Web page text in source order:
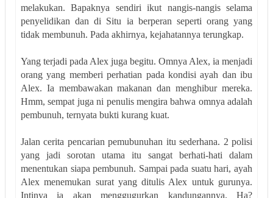
melakukan. Bapaknya sendiri ikut nangis-nangis selama
penyelidikan dan di Situ ia berperan seperti orang yang
tidak membunuh. Pada akhirnya, kejahatannya terungkap.
Yang terjadi pada Alex juga begitu. Omnya Alex, ia menjadi
orang yang memberi perhatian pada kondisi ayah dan ibu
Alex. Ia membawakan makanan dan menghibur mereka.
Hmm, sempat juga ni penulis mengira bahwa omnya adalah
pembunuh, ternyata bukti kurang kuat.
Jalan cerita pencarian pemubunuhan itu sederhana. 2 polisi
yang jadi sorotan utama itu sangat berhati-hati dalam
menentukan siapa pembunuh. Sampai pada suatu hari, ayah
Alex menemukan surat yang ditulis Alex untuk gurunya.
Intinya ia akan menggugurkan kandungannya. Ha?